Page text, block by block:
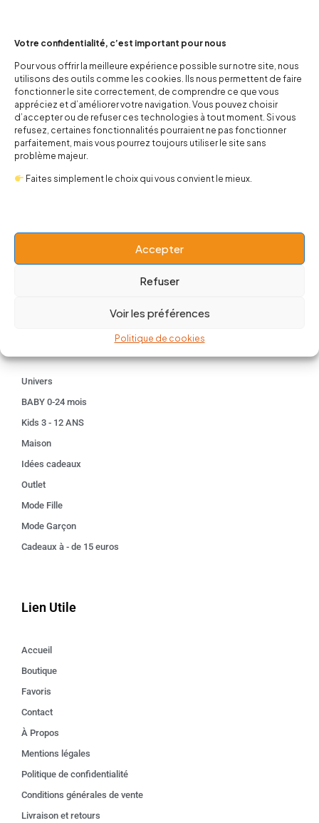
Votre confidentialité, c’est important pour nous
Pour vous offrir la meilleure expérience possible sur notre site, nous
utilisons des outils comme les cookies. Ils nous permettent de faire
fonctionner le site correctement, de comprendre ce que vous
appréciez et d’améliorer votre navigation. Vous pouvez choisir
d’accepter ou de refuser ces technologies à tout moment. Si vous
refusez, certaines fonctionnalités pourraient ne pas fonctionner
parfaitement, mais vous pourrez toujours utiliser le site sans
problème majeur.
Faites simplement le choix qui vous convient le mieux.
Accepter
Refuser
Voir les préférences
Politique de cookies
Univers
BABY 0-24 mois
Kids 3 - 12 ANS
Maison
Idées cadeaux
Outlet
Mode Fille
Mode Garçon
Cadeaux à - de 15 euros
Lien Utile
Accueil
Boutique
Favoris
Contact
À Propos
Mentions légales
Politique de confidentialité
Conditions générales de vente
Livraison et retours